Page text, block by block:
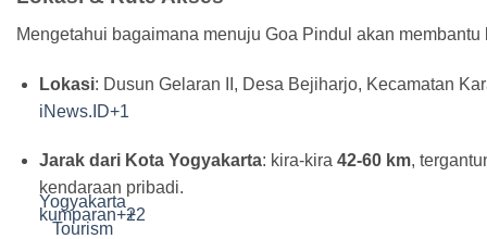
Mengetahui bagaimana menuju Goa Pindul akan
Lokasi: Dusun Gelaran II, Desa Bejiharjo, Kecamatan
iNews.ID+1
Jarak dari Kota Yogyakarta: kira-kira 42-60 km,
kendaraan pribadi.
kumparan+2
Yogyakarta
Tourism
+2